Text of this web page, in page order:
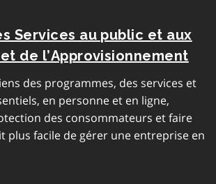
Services au public et aux
de l’Approvisionnement
des programmes, des services et
en personne et en ligne,
des consommateurs et faire
plus facile de gérer une entreprise en